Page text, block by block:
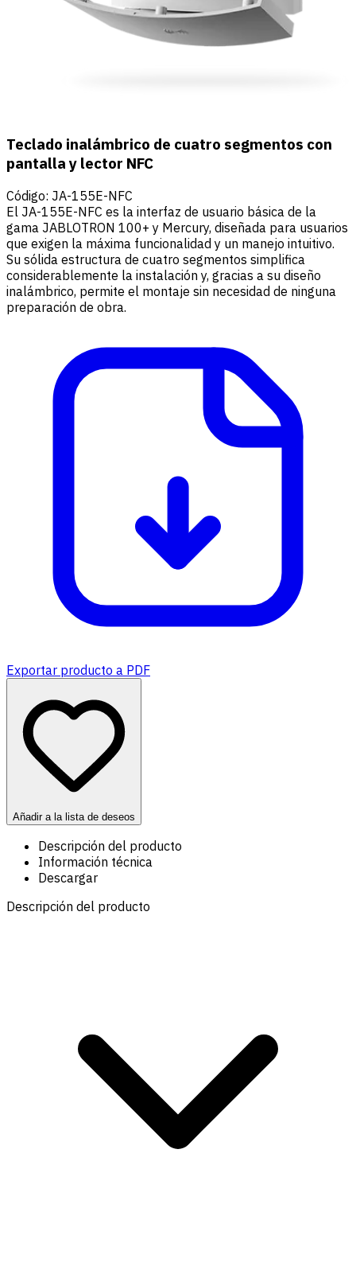
Teclado inalámbrico de cuatro segmentos con
pantalla y lector NFC
Código: JA-155E-NFC
El JA-155E-NFC es la interfaz de usuario básica de la
gama JABLOTRON 100+ y Mercury, diseñada para usuarios
que exigen la máxima funcionalidad y un manejo intuitivo.
Su sólida estructura de cuatro segmentos simplifica
considerablemente la instalación y, gracias a su diseño
inalámbrico, permite el montaje sin necesidad de ninguna
preparación de obra.
Exportar producto a PDF
Añadir a la lista de deseos
Descripción del producto
Información técnica
Descargar
Descripción del producto